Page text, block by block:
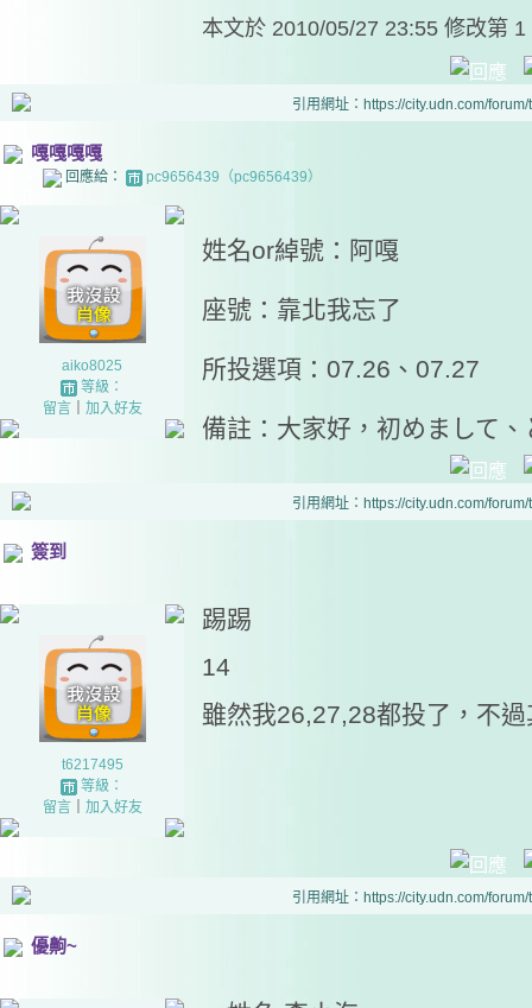
本文於 2010/05/27 23:55 修改第 1
引用網址：https://city.udn.com/
嘎嘎嘎嘎
回應給： pc9656439（pc9656439）
aiko8025
等級：
留言｜ 加入好友
姓名or綽號：阿嘎
座號：靠北我忘了
所投選項：07.26、07.27
備註：大家好，初めまして
引用網址：https://city.udn.com/
簽到
t6217495
等級：
留言｜ 加入好友
踢踢
14
雖然我26,27,28都投了，不
引用網址：https://city.udn.com/
優齁~